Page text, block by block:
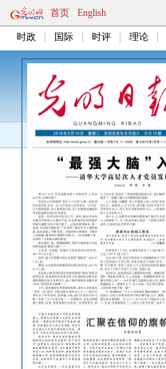
首页 English
时政 国际 时评 理论